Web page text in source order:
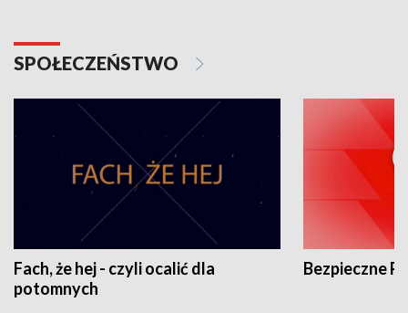
SPOŁECZEŃSTWO
Fach, że hej - czyli ocalić dla
potomnych
Bezpieczne